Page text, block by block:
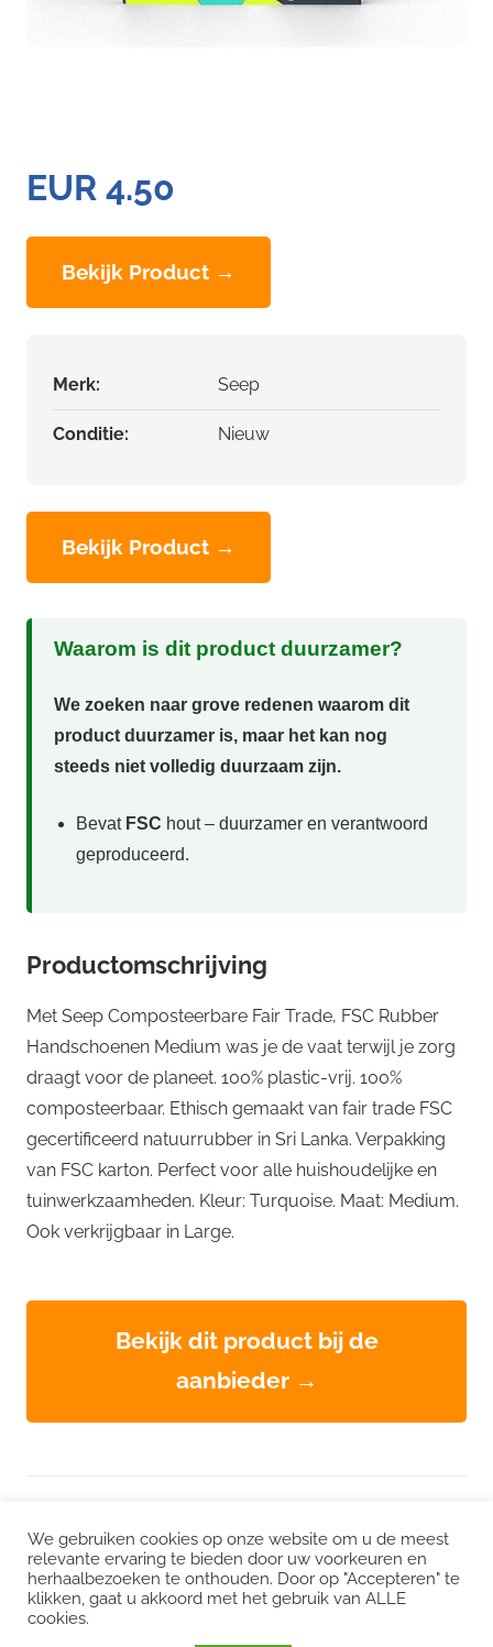
EUR 4.50
Bekijk Product →
Merk: Seep
Conditie: Nieuw
Bekijk Product →
Waarom is dit product duurzamer?
We zoeken naar grove redenen waarom dit
product duurzamer is, maar het kan nog
steeds niet volledig duurzaam zijn.
Bevat FSC hout – duurzamer en verantwoord
geproduceerd.
Productomschrijving
Met Seep Composteerbare Fair Trade, FSC Rubber
Handschoenen Medium was je de vaat terwijl je zorg
draagt voor de planeet. 100% plastic-vrij. 100%
composteerbaar. Ethisch gemaakt van fair trade FSC
gecertificeerd natuurrubber in Sri Lanka. Verpakking
van FSC karton. Perfect voor alle huishoudelijke en
tuinwerkzaamheden. Kleur: Turquoise. Maat: Medium.
Ook verkrijgbaar in Large.
Bekijk dit product bij de
aanbieder →
Instagram|Facebook| LinkedIn |Twitter
We gebruiken cookies op onze website om u de meest
relevante ervaring te bieden door uw voorkeuren en
herhaalbezoeken te onthouden. Door op "Accepteren" te
klikken, gaat u akkoord met het gebruik van ALLE
cookies.